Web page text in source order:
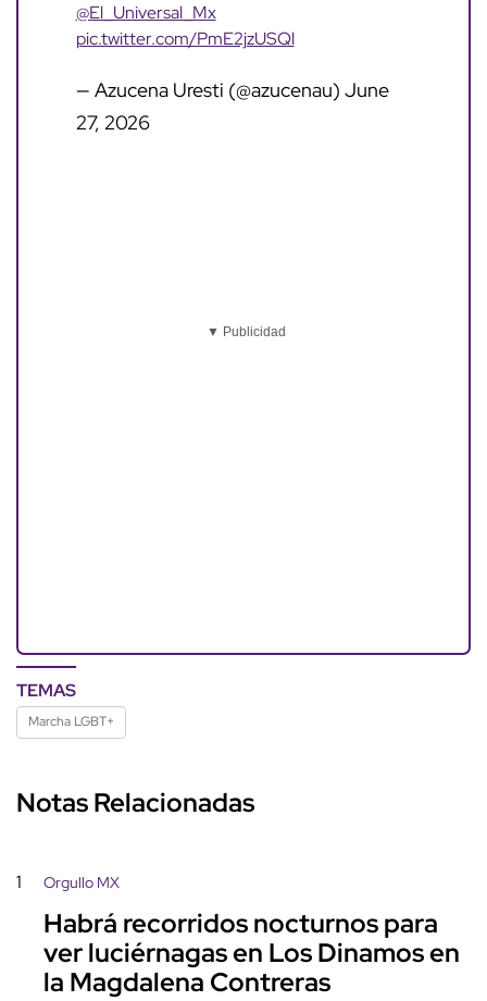
@El_Universal_Mx
pic.twitter.com/PmE2jzUSQl
— Azucena Uresti (@azucenau) June
27, 2026
▼ Publicidad
TEMAS
Marcha LGBT+
Notas Relacionadas
1 Orgullo MX
Habrá recorridos nocturnos para
ver luciérnagas en Los Dinamos en
la Magdalena Contreras